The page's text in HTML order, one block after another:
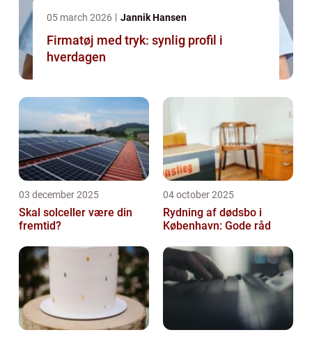
05 march 2026 Jannik Hansen
Firmatøj med tryk: synlig profil i
hverdagen
03 december 2025
Skal solceller være din
fremtid?
04 october 2025
Rydning af dødsbo i
København: Gode råd